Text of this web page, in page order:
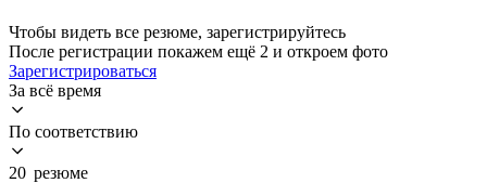
Чтобы видеть все резюме, зарегистрируйтесь
После регистрации покажем ещё 2 и откроем фото
Зарегистрироваться
За всё время
По соответствию
20 резюме